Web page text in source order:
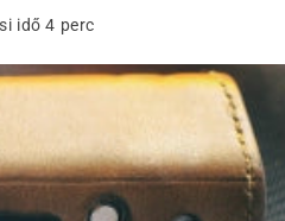
idő4 perc